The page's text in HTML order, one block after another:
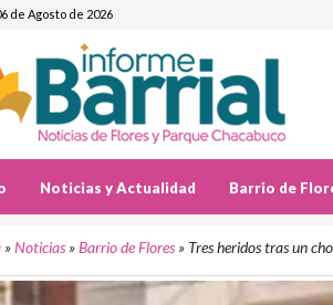
de Agosto de 2026
Noticias y Actualidad Barrio de
»Noticias »Barrio de Flores » Tres heridos tras un